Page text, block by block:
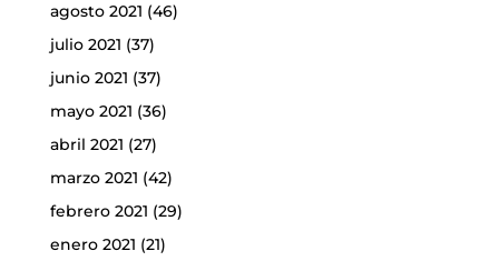
agosto 2021 (46)
julio 2021 (37)
junio 2021 (37)
mayo 2021 (36)
abril 2021 (27)
marzo 2021 (42)
febrero 2021 (29)
enero 2021 (21)